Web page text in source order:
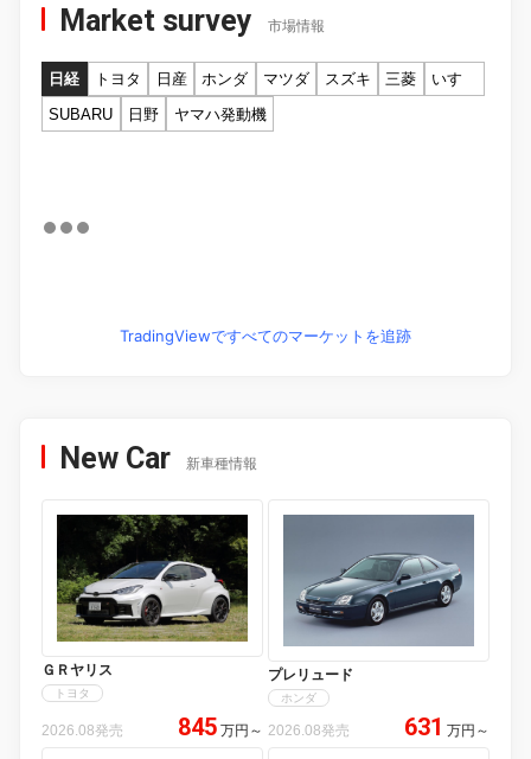
Market survey 市場情報
日経 トヨタ 日産 ホンダ マツダ スズキ 三菱
いすゞ
SUBARU
日野 ヤマハ発動機
TradingViewですべてのマーケットを追跡
New Car 新車種情報
ＧＲヤリス
トヨタ
2026.08発売 845 万円 ～
プレリュード
ホンダ
2026.08発売 631 万円 ～